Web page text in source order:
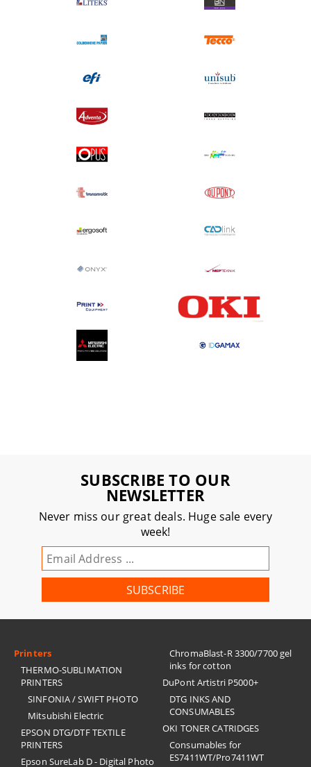
SUBSCRIBE TO OUR
NEWSLETTER
Never miss our great deals. Huge sale every
week!
Printers
THERMO-SUBLIMATION
PRINTERS
SINFONIA / SWIFT PHOTO
Mitsubishi Electric
EPSON DTG/DTF TEXTILE
PRINTERS
Epson SureLab D - Digital Photo
ChromaBlast-R 3300/7700 gel
inks for cotton
DuPont Artistri P5000+
DTG INKS AND
CONSUMABLES
OKI TONER CATRIDGES
Consumables for
ES7411WT/Pro7411WT